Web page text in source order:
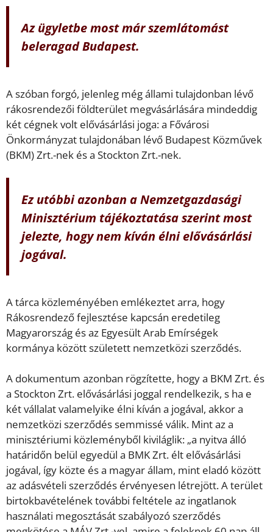
Az ügyletbe most már szemlátomást
beleragad Budapest.
A szóban forgó, jelenleg még állami tulajdonban lévő
rákosrendezői földterület megvásárlására mindeddig
két cégnek volt elővásárlási joga: a Fővárosi
Önkormányzat tulajdonában lévő Budapest Közművek
(BKM) Zrt.-nek és a Stockton Zrt.-nek.
Ez utóbbi azonban a Nemzetgazdasági
Minisztérium tájékoztatása szerint most
jelezte, hogy nem kíván élni elővásárlási
jogával.
A tárca közleményében emlékeztet arra, hogy
Rákosrendező fejlesztése kapcsán eredetileg
Magyarország és az Egyesült Arab Emírségek
kormánya között született nemzetközi szerződés.
A dokumentum azonban rögzítette, hogy a BKM Zrt. és
a Stockton Zrt. elővásárlási joggal rendelkezik, s ha e
két vállalat valamelyike élni kíván a jogával, akkor a
nemzetközi szerződés semmissé válik. Mint az a
minisztériumi közleményből kiviláglik: „a nyitva álló
határidőn belül egyedül a BMK Zrt. élt elővásárlási
jogával, így közte és a magyar állam, mint eladó között
az adásvételi szerződés érvényesen létrejött. A terület
birtokbavételének további feltétele az ingatlanok
használati megosztását szabályozó szerződés